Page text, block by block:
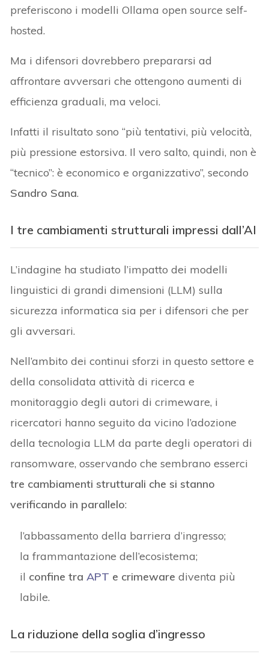
preferiscono i modelli Ollama open source self-
hosted.
Ma i difensori dovrebbero prepararsi ad
affrontare avversari che ottengono aumenti di
efficienza graduali, ma veloci.
Infatti il risultato sono “più tentativi, più velocità,
più pressione estorsiva. Il vero salto, quindi, non è
“tecnico”: è economico e organizzativo”, secondo
Sandro Sana.
I tre cambiamenti strutturali impressi dall’AI
L’indagine ha studiato l’impatto dei modelli
linguistici di grandi dimensioni (LLM) sulla
sicurezza informatica sia per i difensori che per
gli avversari.
Nell’ambito dei continui sforzi in questo settore e
della consolidata attività di ricerca e
monitoraggio degli autori di crimeware, i
ricercatori hanno seguito da vicino l’adozione
della tecnologia LLM da parte degli operatori di
ransomware, osservando che sembrano esserci
tre cambiamenti strutturali che si stanno
verificando in parallelo:
l’abbassamento della barriera d’ingresso;
la frammantazione dell’ecosistema;
il confine traAPT e crimeware diventa più
labile.
La riduzione della soglia d’ingresso